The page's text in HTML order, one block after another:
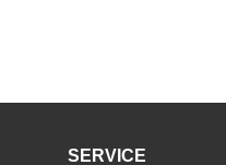
SERVICE